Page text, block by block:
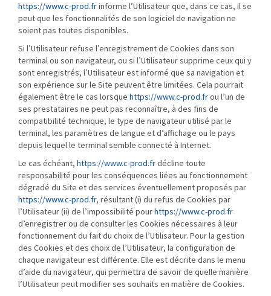
https://www.c-prod.frinforme l’Utilisateur que, dans ce cas, il se
peut que les fonctionnalités de son logiciel de navigation ne
soient pas toutes disponibles.
Si l’Utilisateur refuse l’enregistrement de Cookies dans son
terminal ou son navigateur, ou si l’Utilisateur supprime ceux qui y
sont enregistrés, l’Utilisateur est informé que sa navigation et
son expérience sur le Site peuvent être limitées. Cela pourrait
également être le cas lorsque https://www.c-prod.frou l’un de
ses prestataires ne peut pas reconnaître, à des fins de
compatibilité technique, le type de navigateur utilisé par le
terminal, les paramètres de langue et d’affichage ou le pays
depuis lequel le terminal semble connecté à Internet.
Le cas échéant, https://www.c-prod.frdécline toute
responsabilité pour les conséquences liées au fonctionnement
dégradé du Site et des services éventuellement proposés par
https://www.c-prod.fr, résultant (i) du refus de Cookies par
l’Utilisateur (ii) de l’impossibilité pourhttps://www.c-prod.fr
d’enregistrer ou de consulter les Cookies nécessaires à leur
fonctionnement du fait du choix de l’Utilisateur. Pour la gestion
des Cookies et des choix de l’Utilisateur, la configuration de
chaque navigateur est différente. Elle est décrite dans le menu
d’aide du navigateur, qui permettra de savoir de quelle manière
l’Utilisateur peut modifier ses souhaits en matière de Cookies.